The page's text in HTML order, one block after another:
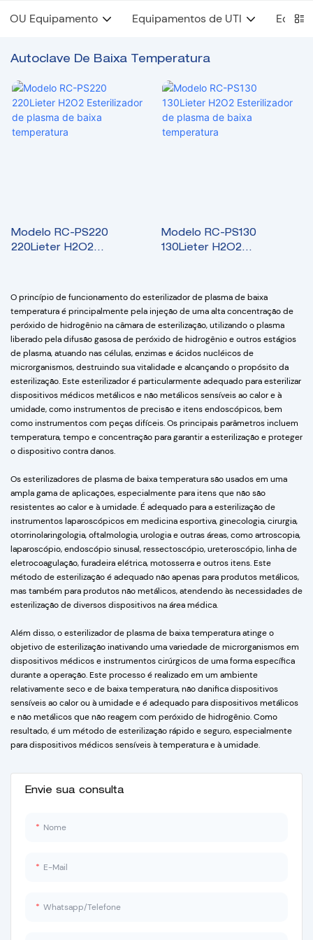
OU Equipamento Equipamentos de UTI
Autoclave De Baixa Temperatura
Envie sua consulta
Nome
E-Mail
Whatsapp/Telefone
Modelo RC-PS220
220Lieter H2O2
Modelo RC-PS130
130Lieter H2O2
O princípio de funcionamento do esterilizador de plasma de baixa
temperatura é principalmente pela injeção de uma alta concentração de
peróxido de hidrogênio na câmara de esterilização, utilizando o plasma
liberado pela difusão gasosa de peróxido de hidrogênio e outros estágios
de plasma, atuando nas células, enzimas e ácidos nucléicos de
microrganismos, destruindo sua vitalidade e alcançando o propósito da
esterilização. Este esterilizador é particularmente adequado para esterilizar
dispositivos médicos metálicos e não metálicos sensíveis ao calor e à
umidade, como instrumentos de precisão e itens endoscópicos, bem
como instrumentos com peças difíceis. Os principais parâmetros incluem
temperatura, tempo e concentração para garantir a esterilização e proteger
o dispositivo contra danos.
Os esterilizadores de plasma de baixa temperatura são usados ​​em uma
ampla gama de aplicações, especialmente para itens que não são
resistentes ao calor e à umidade. É adequado para a esterilização de
instrumentos laparoscópicos em medicina esportiva, ginecologia, cirurgia,
otorrinolaringologia, oftalmologia, urologia e outras áreas, como artroscopia,
laparoscópio, endoscópio sinusal, ressectoscópio, ureteroscópio, linha de
eletrocoagulação, furadeira elétrica, motosserra e outros itens. Este
método de esterilização é adequado não apenas para produtos metálicos,
mas também para produtos não metálicos, atendendo às necessidades de
esterilização de diversos dispositivos na área médica.
Além disso, o esterilizador de plasma de baixa temperatura atinge o
objetivo de esterilização inativando uma variedade de microrganismos em
dispositivos médicos e instrumentos cirúrgicos de uma forma específica
durante a operação. Este processo é realizado em um ambiente
relativamente seco e de baixa temperatura, não danifica dispositivos
sensíveis ao calor ou à umidade e é adequado para dispositivos metálicos
e não metálicos que não reagem com peróxido de hidrogênio. Como
resultado, é um método de esterilização rápido e seguro, especialmente
para dispositivos médicos sensíveis à temperatura e à umidade.